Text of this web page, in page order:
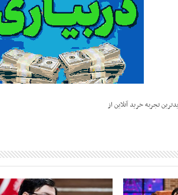
تجربه خرید آنلاین از